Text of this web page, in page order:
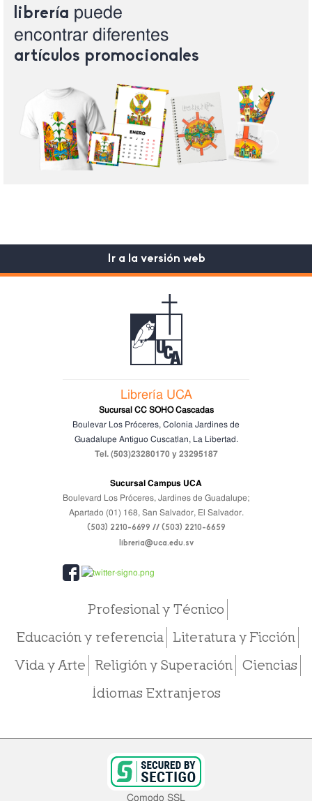
librería puede
encontrar diferentes
artículos promocionales
Ir a la versión web
Librería UCA
Sucursal CC SOHO Cascadas
Boulevar Los Próceres, Colonia Jardines de
GuadalupeAntiguo Cuscatlan, La Libertad.
Tel. (503)23280170 y 23295187
Sucursal Campus UCA
Boulevard Los Próceres, Jardines de Guadalupe;
Apartado (01) 168, San Salvador, El Salvador.
(503) 2210-6699 // (503) 2210-6659
libreria@uca.edu.sv
Profesional y Técnico
Educación y referencia
Literatura y Ficción
Vida y Arte
Religión y Superación
Ciencias
Idiomas Extranjeros
Comodo SSL